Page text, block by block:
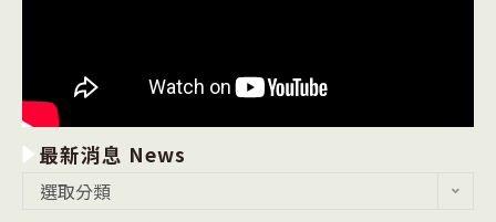
最新消息 News
選取分類